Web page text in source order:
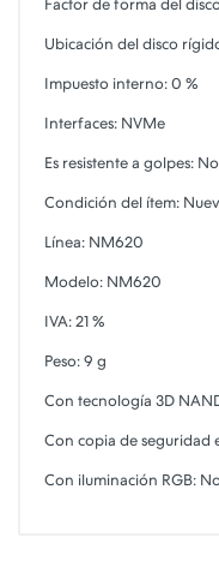
Factor de forma del
Ubicación del disco
Impuesto interno: 0 %
Interfaces: NVMe
Es resistente a golpes: No
Condición del ítem:
Línea: NM620
Modelo: NM620
IVA: 21 %
Peso: 9 g
Con tecnología 3D
Con copia de seguridad
Con iluminación RGB: No